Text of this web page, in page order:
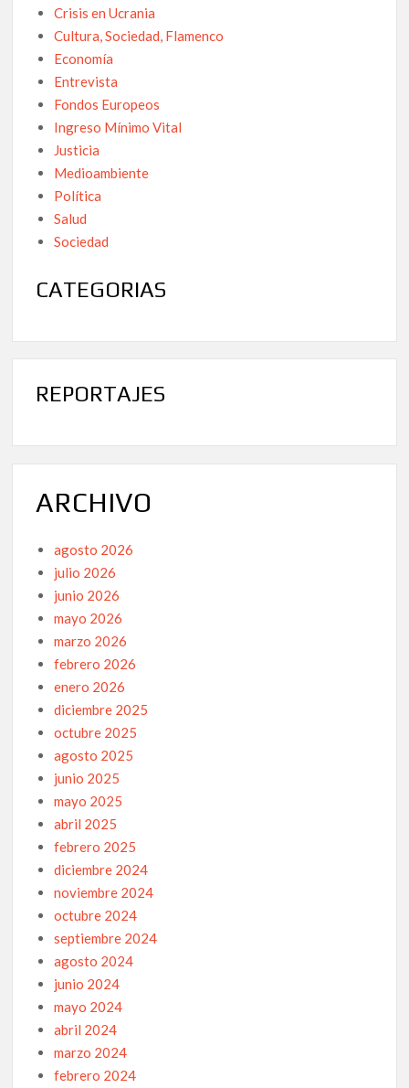
Crisis en Ucrania
Cultura, Sociedad, Flamenco
Economía
Entrevista
Fondos Europeos
Ingreso Mínimo Vital
Justicia
Medioambiente
Política
Salud
Sociedad
CATEGORIAS
REPORTAJES
ARCHIVO
agosto 2026
julio 2026
junio 2026
mayo 2026
marzo 2026
febrero 2026
enero 2026
diciembre 2025
octubre 2025
agosto 2025
junio 2025
mayo 2025
abril 2025
febrero 2025
diciembre 2024
noviembre 2024
octubre 2024
septiembre 2024
agosto 2024
junio 2024
mayo 2024
abril 2024
marzo 2024
febrero 2024